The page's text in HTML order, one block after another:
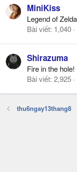
MiniKiss
Legend of Zelda
Bài viết 1,040
Shirazuma
Fire in the hole!
Bài viết 2,925
thu6ngay13thang8